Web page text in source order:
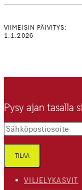
VIIMEISIN PÄIVITYS:
1.1.2026
VILJELYKASVIT
Pysy ajan tasalla
Sähköpostiosoite
TILAA